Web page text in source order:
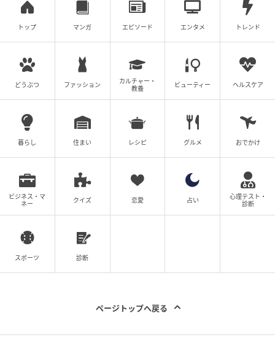
芯でヒットする意識は上体が起きやすい。手元が浮い
She GOLF【シーゴルフ】
飛距離が大きく落ちてしまう
トップ マンガ エピソード エンタメ トレンド
どうぶつ ファッション
カルチャー・
教養
ビューティー ヘルスケア
暮らし 住まい レシピ グルメ おでかけ
ビジネス・マ
ネー
クイズ 恋愛 占い
心理テスト・
診断
スポーツ 診断
ページトップへ戻る